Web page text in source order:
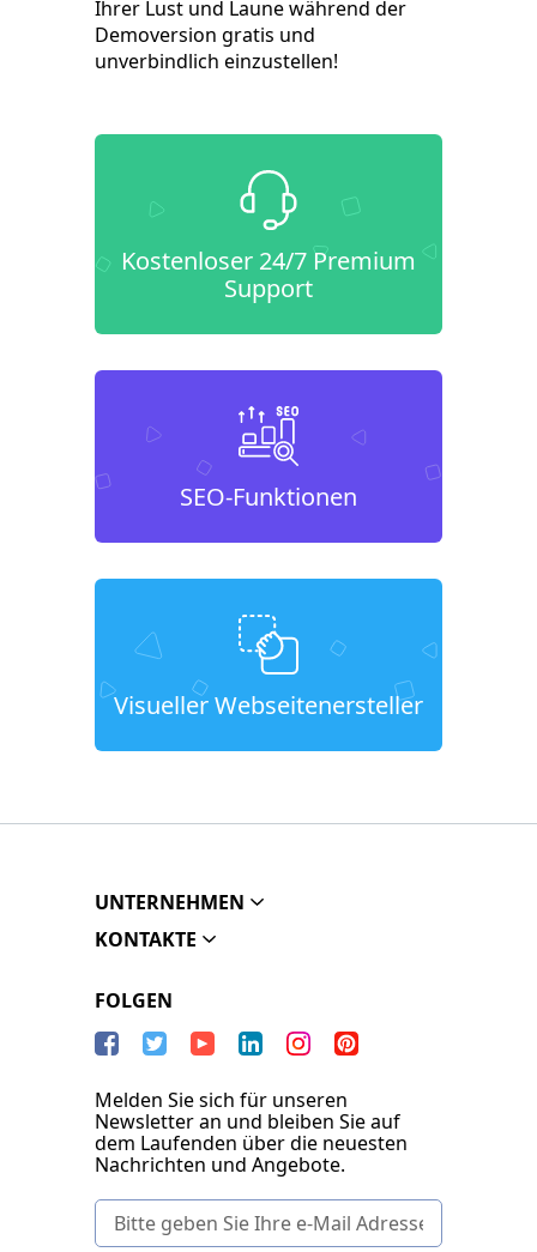
Ihrer Lust und Laune während der
Demoversion gratis und
unverbindlich einzustellen!
Kostenloser 24/7 Premium
Support
SEO-Funktionen
Visueller Webseitenersteller
UNTERNEHMEN
KONTAKTE
FOLGEN
Melden Sie sich für unseren
Newsletter an und bleiben Sie auf
dem Laufenden über die neuesten
Nachrichten und Angebote.